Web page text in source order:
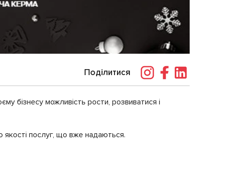
Поділитися
бізнесу можливість рости, розвиватися і
якості послуг, що вже надаються.